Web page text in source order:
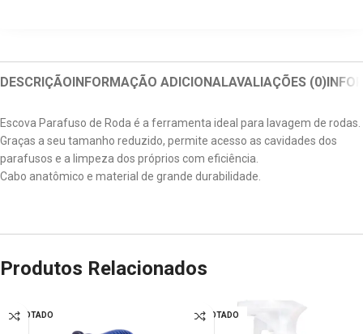
DESCRIÇÃOINFORMAÇÃO ADICIONALAVALIAÇÕES (0)
Escova Parafuso de Roda é a ferramenta ideal para lavagem de rodas.
Graças a seu tamanho reduzido, permite acesso as cavidades dos
parafusos e a limpeza dos próprios com eficiência.
Cabo anatômico e material de grande durabilidade.
Produtos Relacionados
ESGOTADO ESGOTADO